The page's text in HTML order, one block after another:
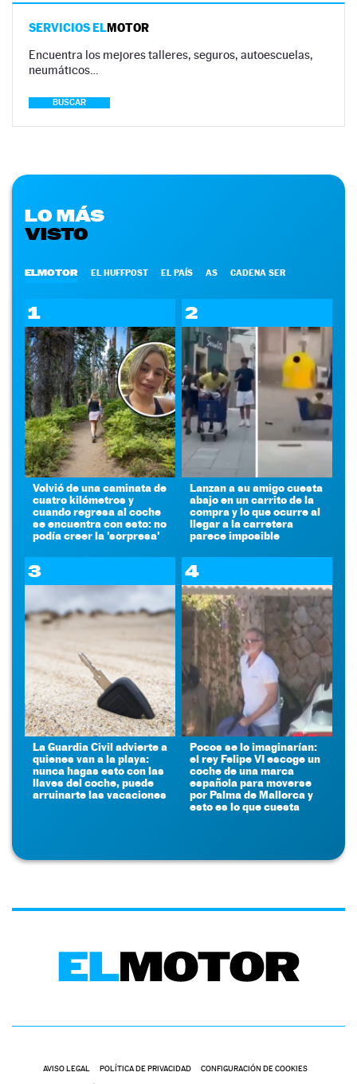
SERVICIOS ELMOTOR
Encuentra los mejores talleres, seguros, autoescuelas,
neumáticos…
BUSCAR
LO MÁS
VISTO
ELMOTOR EL HUFFPOST EL PAÍS AS CADENA SER
1
Volvió de una caminata de
cuatro kilómetros y
cuando regresa al coche
se encuentra con esto: no
podía creer la 'sorpresa'
2
Lanzan a su amigo cuesta
abajo en un carrito de la
compra y lo que ocurre al
llegar a la carretera
parece imposible
3
La Guardia Civil advierte a
quienes van a la playa:
nunca hagas esto con las
llaves del coche, puede
arruinarte las vacaciones
4
Pocos se lo imaginarían:
el rey Felipe VI escoge un
coche de una marca
española para moverse
por Palma de Mallorca y
esto es lo que cuesta
AVISO LEGAL POLÍTICA DE PRIVACIDAD CONFIGURACIÓN DE COOKIES